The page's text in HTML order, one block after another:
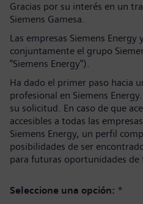
Gracias por su interés en un
Siemens Gamesa.
Las empresas Siemens Energy
conjuntamente el grupo
"Siemens Energy").
Ha dado el primer paso hacia
profesional en Siemens
su solicitud. En caso de que
accesibles a todas las
Siemens Energy, un perfil
posibilidades de ser
para futuras oportunidades de
Seleccione una opción: *